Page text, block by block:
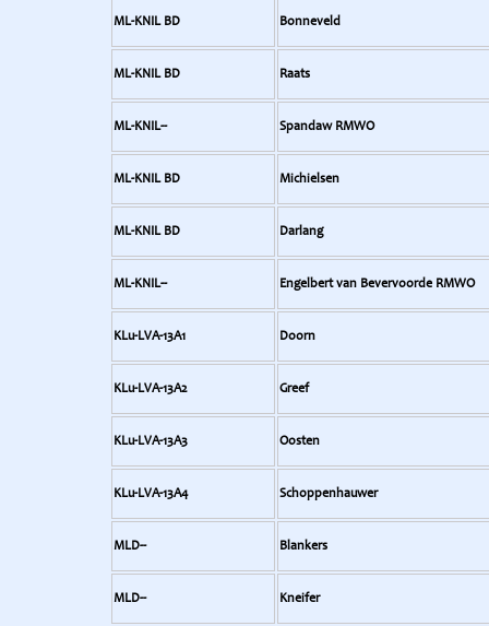
ML-KNIL BD Bonneveld
ML-KNIL BD Raats
ML-KNIL-- Spandaw RMWO
ML-KNIL BD Michielsen
ML-KNIL BD Darlang
ML-KNIL-- Engelbert van Bevervoorde RMWO
KLu-LVA-13A1 Doorn
KLu-LVA-13A2 Greef
KLu-LVA-13A3 Oosten
KLu-LVA-13A4 Schoppenhauwer
MLD-- Blankers
MLD-- Kneifer